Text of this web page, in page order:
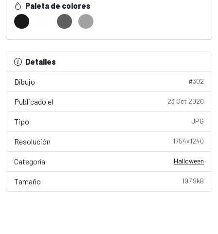
Paleta de colores
Detalles
Dibujo #302
Publicado el 23 Oct 2020
Tipo JPG
Resolución 1754x1240
Categoría Halloween
Tamaño 197.9kB